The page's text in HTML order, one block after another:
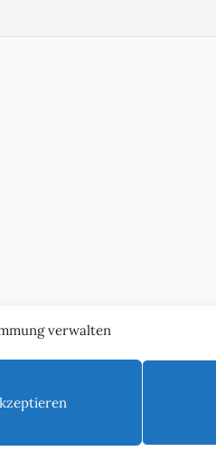
verwalten